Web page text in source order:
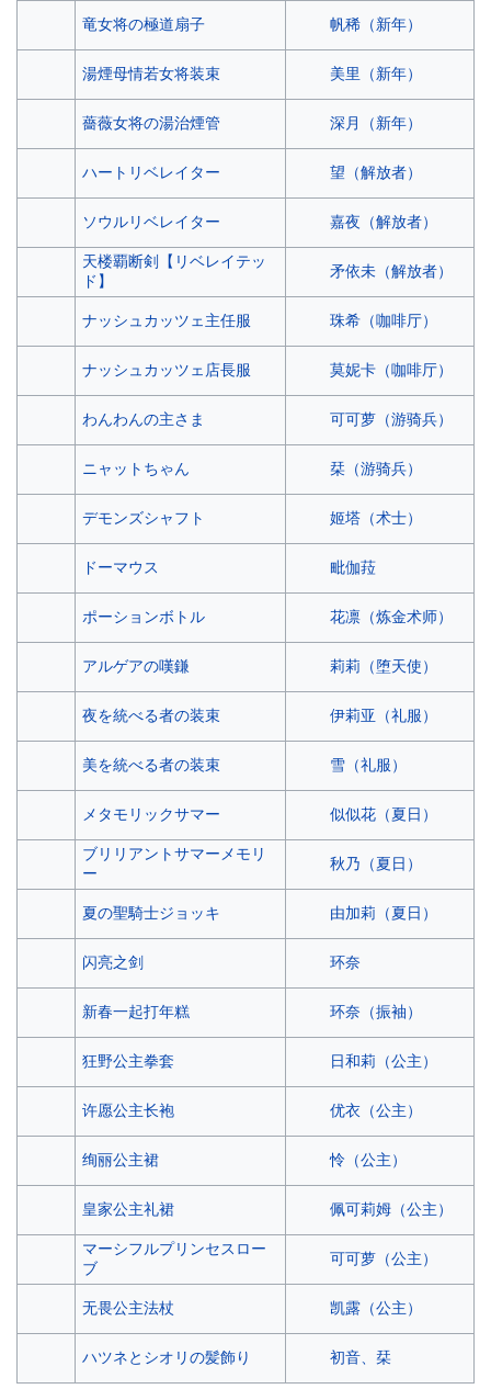
竜女将の極道扇子 帆稀（新年）
湯煙母情若女将装束 美里（新年）
薔薇女将の湯治煙管 深月（新年）
ハートリベレイター 望（解放者）
ソウルリベレイター 嘉夜（解放者）
天楼覇断剣【リベレイテッ
ド】
矛依未（解放者）
ナッシュカッツェ主任服 珠希（咖啡厅）
ナッシュカッツェ店長服 莫妮卡（咖啡厅）
わんわんの主さま 可可萝（游骑兵）
ニャットちゃん 栞（游骑兵）
デモンズシャフト 姬塔（术士）
ドーマウス 毗伽菈
ポーションボトル 花凛（炼金术师）
アルゲアの嘆鎌 莉莉（堕天使）
夜を統べる者の装束 伊莉亚（礼服）
美を統べる者の装束 雪（礼服）
メタモリックサマー 似似花（夏日）
ブリリアントサマーメモリ
ー
秋乃（夏日）
夏の聖騎士ジョッキ 由加莉（夏日）
闪亮之剑 环奈
新春一起打年糕 环奈（振袖）
狂野公主拳套 日和莉（公主）
许愿公主长袍 优衣（公主）
绚丽公主裙 怜（公主）
皇家公主礼裙 佩可莉姆（公主）
マーシフルプリンセスロー
ブ
可可萝（公主）
无畏公主法杖 凯露（公主）
ハツネとシオリの髪飾り 初音、栞